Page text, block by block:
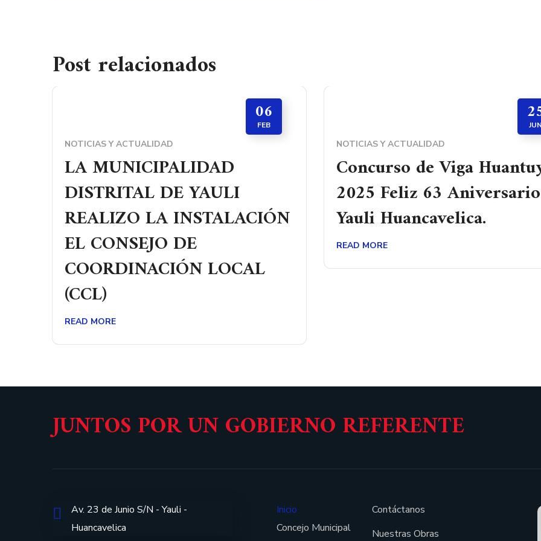
Post relacionados
06
FEB
NOTICIAS Y ACTUALIDAD
LA MUNICIPALIDAD
DISTRITAL DE YAULI
REALIZO LA INSTALACIÓN
EL CONSEJO DE
COORDINACIÓN LOCAL
(CCL)
READ MORE
JUN
NOTICIAS Y ACTUALIDAD
Concurso de Viga
2025 Feliz 63 Aniversario
Yauli Huancavelica.
READ MORE
JUNTOS POR UN GOBIERNO REFERENTE
Av. 23 de Junio S/N - Yauli -
Huancavelica
Inicio
Concejo Municipal
Contáctanos
Nuestras Obras